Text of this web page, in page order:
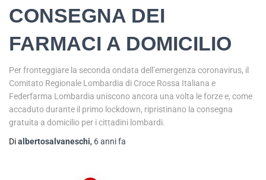
CONSEGNA DEI
FARMACI A DOMICILIO
Per fronteggiare la seconda ondata dell’emergenza coronavirus, il
Comitato Regionale Lombardia di Croce Rossa Italiana e
Federfarma Lombardia uniscono ancora una volta le forze e, come
accaduto durante il primo lockdown, ripristinano la consegna
gratuita a domicilio per i cittadini lombardi.
Dialbertosalvaneschi, 6 annifa